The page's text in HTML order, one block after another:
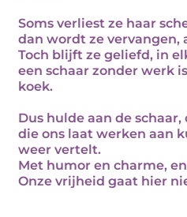
Soms verliest ze haar
dan wordt ze vervangen,
Toch blijft ze geliefd, in
een schaar zonder werk
koek.
Dus hulde aan de
die ons laat werken aan
weer vertelt.
Met humor en charme,
Onze vrijheid gaat hier